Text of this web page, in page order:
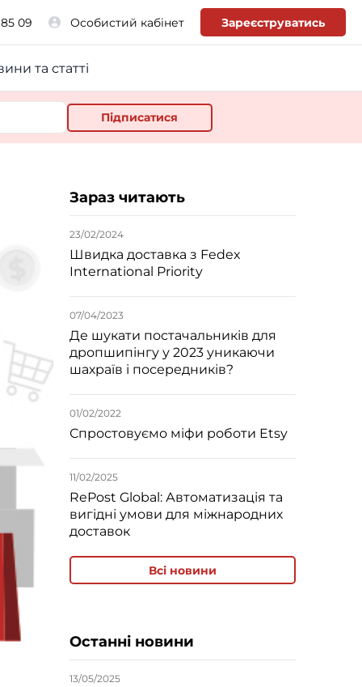
09 Особистий кабінет Зареєструватись
та статті
Зараз читають
23/02/2024
Швидка доставка з Fedex
International Priority
07/04/2023
Де шукати постачальників для
дропшипінгу у 2023 уникаючи
шахраїв і посередників?
01/02/2022
Спростовуємо міфи роботи Etsy
11/02/2025
RePost Global: Автоматизація та
вигідні умови для міжнародних
доставок
Всі новини
Останні новини
13/05/2025